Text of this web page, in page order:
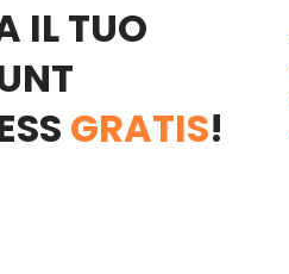
IL TUO
GRATIS!